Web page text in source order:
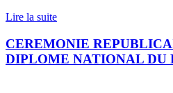
Lire la suite
CEREMONIE
DIPLOME NATIONAL DU